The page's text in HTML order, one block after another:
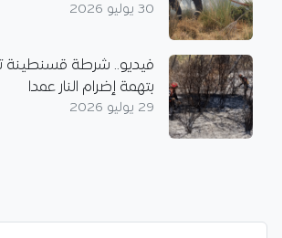
30 يوليو 2026
بتهمة إضرام النار عمدا
29 يوليو 2026